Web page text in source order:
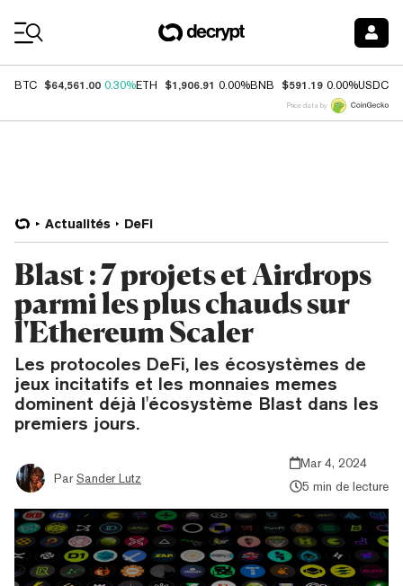
BTC $64,561.00 0.30%ETH $1,906.91 0.00%BNB $591.19 0.00%USDC
Price data by
Actualités DeFi
Blast : 7 projets et Airdrops
parmi les plus chauds sur
l'Ethereum Scaler
Les protocoles DeFi, les écosystèmes de
jeux incitatifs et les monnaies memes
dominent déjà l'écosystème Blast dans les
premiers jours.
Par Sander Lutz
Mar 4, 2024
5 min de lecture